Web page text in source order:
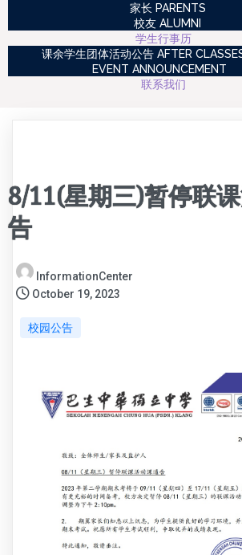
家长 PARENTS
校友 ALUMNI
学生行事历
课余学生团体活动公告 AFTER
EVENT ANNOUNCEMENT
联系我们
8/11(星期三)暂停联
告
InformationCenter
October 19, 2023
校园公告